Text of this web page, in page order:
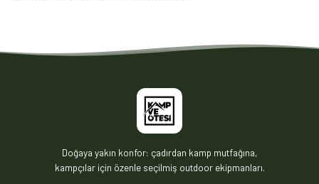
Doğaya yakın konfor: çadırdan kamp mutfağına,
kampçılar için özenle seçilmiş outdoor ekipmanları.